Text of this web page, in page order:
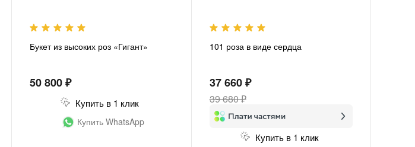
Букет из высоких роз «Гигант»
50 800 ₽
Купить в 1 клик
Купить WhatsApp
101 роза в виде сердца
37 660 ₽
39 680 ₽
Купить в 1 клик